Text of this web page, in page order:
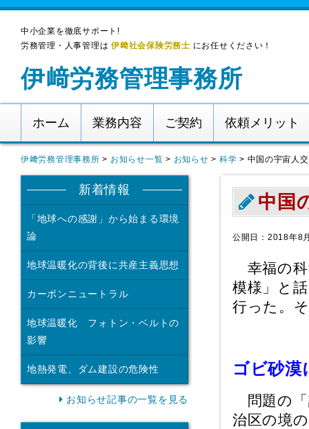
中小企業を徹底サポート!
労務管理・人事管理は伊﨑社会保険労務士 にお任せください！
伊﨑労務管理事務所
ホーム 業務内容 ご契約 依頼メリット
伊﨑労務管理事務所 > お知らせ一覧 > お知らせ > 科学 > 中国の宇宙人
中国
公開日：2018年8
幸福の科
模様」と
行った。
ゴビ砂漠
問題の「
治区の境
新着情報
「地球への感謝」から始まる環境
論
地球温暖化の背後に共産主義思想
カーボンニュートラル
地球温暖化 フォトン・ベルトの
影響
地熱発電、ダム建設の危険性
お知らせ記事の一覧を見る